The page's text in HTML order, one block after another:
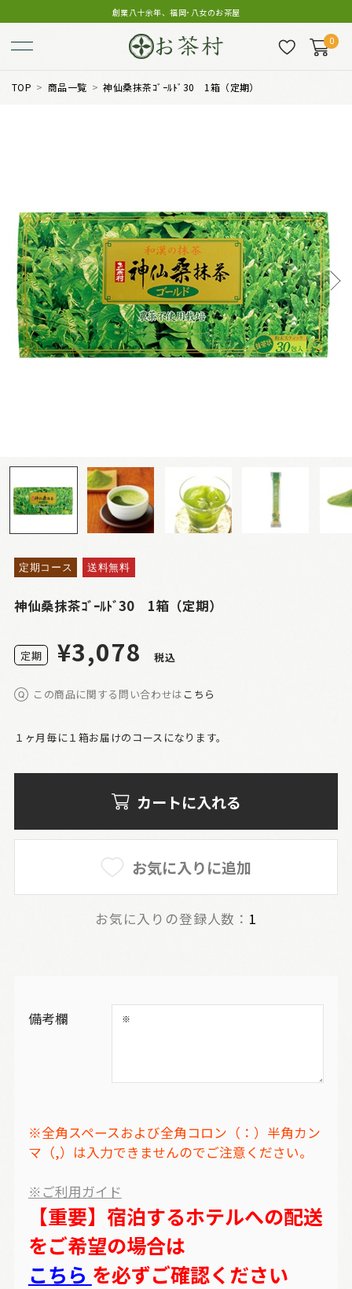
創業八十余年、福岡･八女のお茶屋
0
TOP 商品一覧 神仙桑抹茶ｺﾞｰﾙﾄﾞ30 1箱（定期）
定期コース 送料無料
神仙桑抹茶ｺﾞｰﾙﾄﾞ30 1箱（定期）
定期 ¥3,078 税込
この商品に関する問い合わせは こちら
１ヶ月毎に１箱お届けのコースになります。
カートに入れる
お気に入りに追加
お気に入りの登録人数： 1
備考欄
※全角スペースおよび全角コロン（：）半角カン
マ（,）は入力できませんのでご注意ください。
※ご利用ガイド
【重要】宿泊するホテルへの配送
をご希望の場合は
こちら を必ずご確認ください